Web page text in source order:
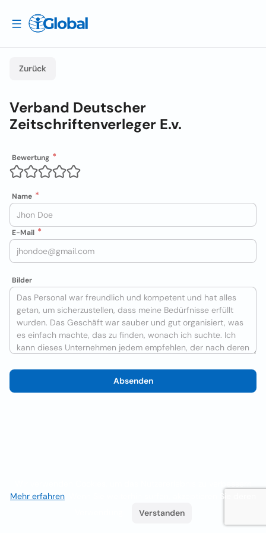
Zurück
Verband Deutscher
Zeitschriftenverleger E.v.
Bewertung
Name
E-Mail
Bilder
Absenden
Mehr erfahren . Wenn Sie weiterhin surfen, akzeptieren Sie deren
Verstanden